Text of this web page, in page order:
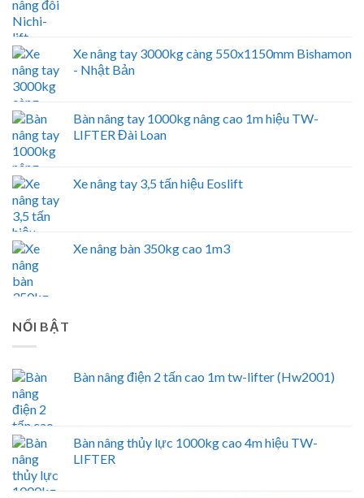
Xe nâng tay 3000kg càng 550x1150mm Bishamon
- Nhật Bản
Bàn nâng tay 1000kg nâng cao 1m hiệu TW-
LIFTER Đài Loan
Xe nâng tay 3,5 tấn hiệu Eoslift
Xe nâng bàn 350kg cao 1m3
NỔI BẬT
Bàn nâng điện 2 tấn cao 1m tw-lifter (Hw2001)
Bàn nâng thủy lực 1000kg cao 4m hiệu TW-
LIFTER